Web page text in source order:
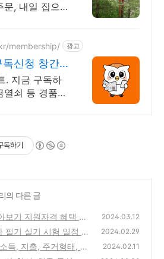
문, 내일 집으
membership/ 광고
신청 창간
. 지금 구독하
열쇠 등 경품이
독하기
의 다른 글
보기 지원자격 혜택 신
2024.03.12
필기 실기 시험 일정 준
2024.02.29
득, 지출, 주거형태, 지
2024.02.11